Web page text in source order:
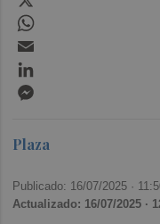
Plaza
Publicado: 16/07/2025 ·
Actualizado: 16/07/2025 ·